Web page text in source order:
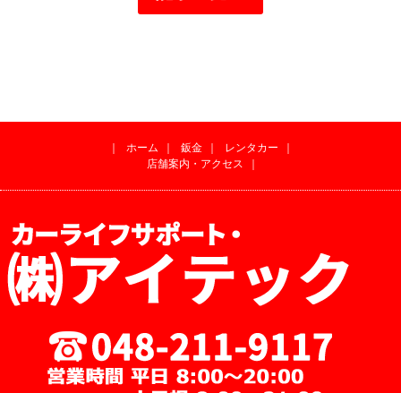
｜ ホーム ｜ 鈑金 ｜ レンタカー
｜
店舗案内・アクセス
｜